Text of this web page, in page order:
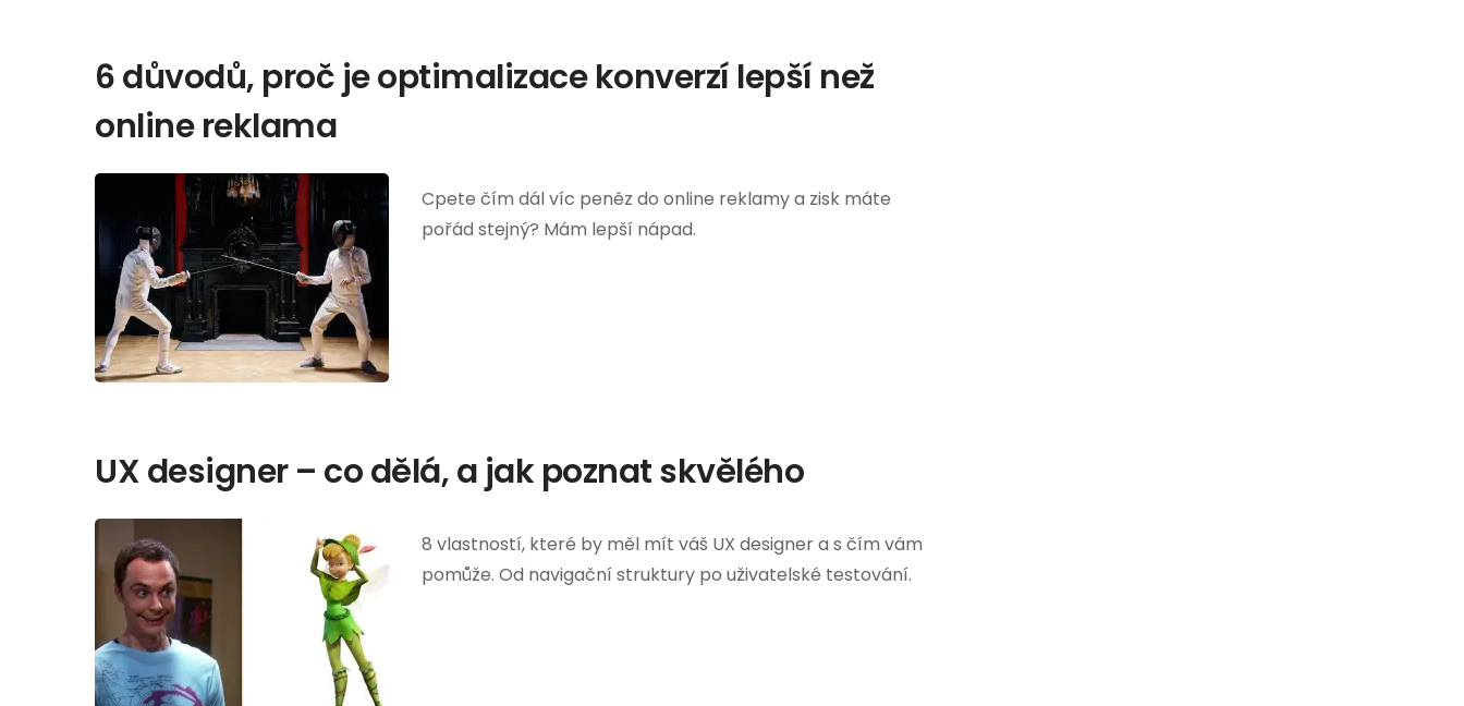
6 důvodů, proč je optimalizace konverzí lepší než
online reklama
Cpete čím dál víc peněz do online reklamy a zisk máte
pořád stejný? Mám lepší nápad.
UX designer – co dělá, a jak poznat skvělého
8 vlastností, které by měl mít váš UX designer a s čím vám
pomůže. Od navigační struktury po uživatelské testování.